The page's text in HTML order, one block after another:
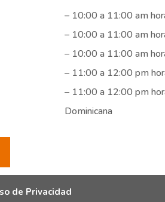
– 10:00 a 11:00 am
– 10:00 a 11:00 am
– 10:00 a 11:00 am
– 11:00 a 12:00 pm
– 11:00 a 12:00 pm
Dominicana
de Privacidad